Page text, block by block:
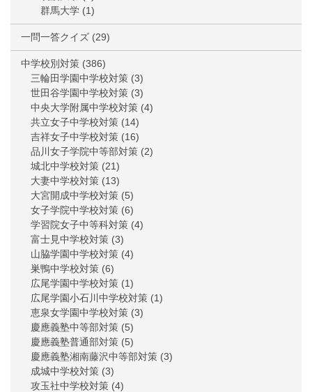
群馬大学 (1)
一問一答クイズ (29)
中学校別対策 (386)
三輪田学園中学校対策 (3)
世田谷学園中学校対策 (3)
中央大学附属中学校対策 (4)
共立女子中学校対策 (14)
吉祥女子中学校対策 (16)
品川女子学院中等部対策 (2)
城北中学校対策 (21)
大妻中学校対策 (13)
大宮開成中学校対策 (5)
女子学院中学校対策 (6)
学習院女子中等科対策 (4)
富士見中学校対策 (3)
山脇学園中学校対策 (4)
巣鴨中学校対策 (6)
広尾学園中学校対策 (1)
広尾学園小石川中学校対策 (1)
恵泉女学園中学校対策 (3)
慶應義塾中等部対策 (5)
慶應義塾普通部対策 (5)
慶應義塾湘南藤沢中等部対策 (3)
成城中学校対策 (3)
攻玉社中学校対策 (4)